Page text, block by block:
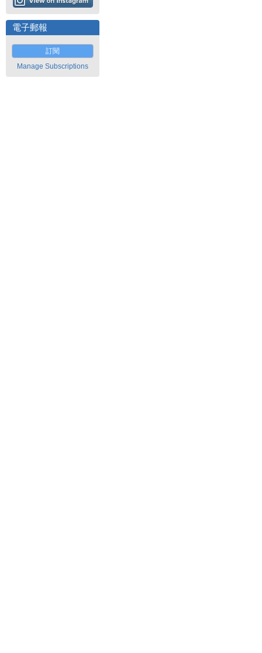
電子郵報
訂閱
Manage Subscriptions